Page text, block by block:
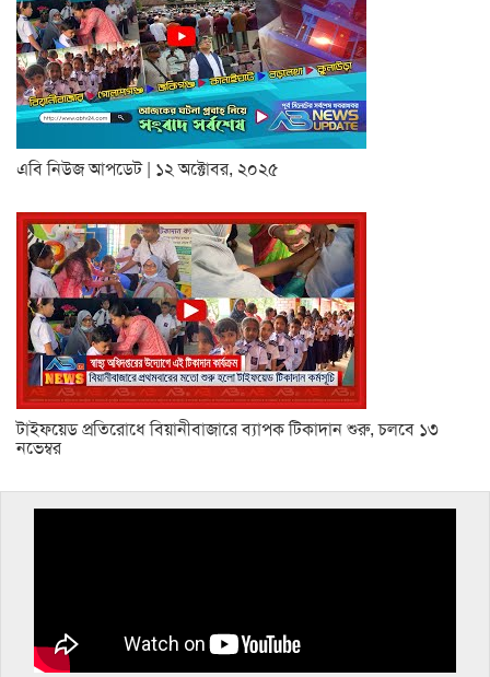
এবি নিউজ আপডেট | ১২ অক্টোবর, ২০২৫
টাইফয়েড প্রতিরোধে বিয়ানীবাজারে ব্যাপক টিকাদান শুরু, চলবে ১৩
নভেম্বর